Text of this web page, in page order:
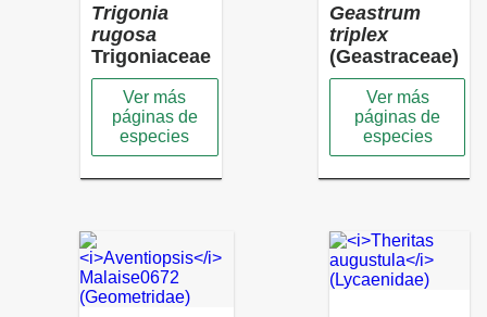
Trigonia
rugosa
Trigoniaceae
Ver más
páginas de
especies
Geastrum
triplex
(Geastraceae)
Ver más
páginas de
especies